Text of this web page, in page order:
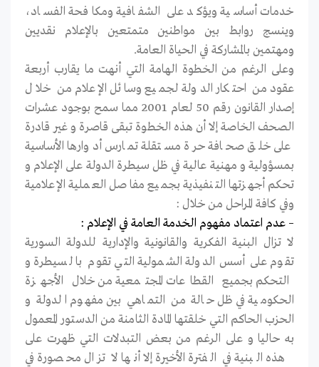
خدمات أساسية ويؤكد على الشفافية ومكافحة الفساد،
وينسج روابط بين مواطنين متمتعين بالإعلام نقديين
ومهتمين بالمشاركة في الحياة العامة.
وعلى الرغم من الخطوة الهامة التي أنهت ما يقارب أربعة
عقود من احتكار الدولة لجميع وسائل الإعلام من خلال
إصدار القانون رقم 50 لعام 2001 مما سمح بوجود عشرات
الصحف الخاصة إلا أن هذه الخطوة تبقى قاصرة و غير قادرة
على خلق صحافة حرة مستقلة تمارس أدوارها الأساسية
بمسؤولية و مهنية عالية في ظل سيطرة الدولة على الإعلام و
تحكم أجهزتها التنفيذية بجميع مفاصل العملية الإعلامية
وفي كافة المراحل من خلال :
– عدم اعتماد مفهوم الخدمة العامة في الإعلام :
لا تزال البنية الفكرية والقانونية والإدارية للدولة السورية
تقوم على أسس الدولة الشمولية التي تقوم بالسيطرة و
التحكم بجميع القطاعات المجتمعية من خلال الأجهزة
الحكومية في ظل حالة من التماهي بين مفهوم الدولة و
الحزب الحاكم التي خلقتها المادة الثامنة من الدستور المعمول
به حاليا و على الرغم من بعض التبدلات التي ظهرت على
هذه البنية في الفترة الأخيرة إلا أنها لا تزال محصورة في